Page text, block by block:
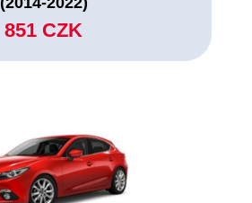
851 CZK